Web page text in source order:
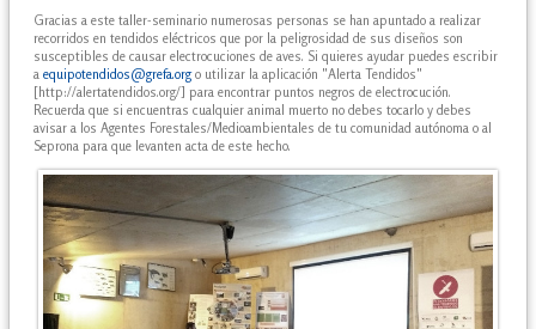
Gracias a este taller-seminario numerosas personas se han apuntado a realizar
recorridos en tendidos eléctricos que por la peligrosidad de sus diseños son
susceptibles de causar electrocuciones de aves. Si quieres ayudar puedes escribir
a equipotendidos@grefa.orgo utilizar la aplicación "Alerta Tendidos"
[http://alertatendidos.org/] para encontrar puntos negros de electrocución.
Recuerda que si encuentras cualquier animal muerto no debes tocarlo y debes
avisar a los Agentes Forestales/Medioambientales de tu comunidad autónoma o al
Seprona para que levanten acta de este hecho.